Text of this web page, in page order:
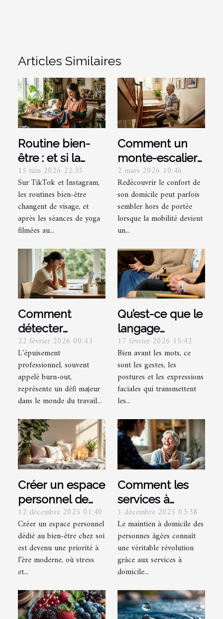
Articles Similaires
Routine bien-
être : et si la
création
vestimentaire
était le nouveau
yoga ?
15 juin 2026 22:35
Sur TikTok et Instagram,
les routines bien-être
changent de visage, et
après les séances de yoga
filmées au...
Comment un
monte-escalier
peut
transformer
votre quotidien
?
2 mars 2026 10:46
Redécouvrir le confort de
son domicile peut parfois
sembler hors de portée
lorsque la mobilité devient
un...
Comment
détecter
l'épuisement
professionnel et
y remédier ?
22 février 2026 00:43
L'épuisement
professionnel, souvent
appelé burn-out,
représente un défi majeur
dans le monde du travail...
Qu’est-ce que le
langage
corporel et
comment le
décrypter ?
17 février 2026 15:42
Bien avant les mots, ce
sont les gestes, les
postures et les expressions
faciales qui transmettent
les...
Créer un espace
personnel de
bien-être :
conseils
essentiels
12 décembre 2025 01:40
Créer un espace personnel
dédié au bien-être chez soi
est devenu une priorité à
l’ère moderne, où stress
et...
Comment les
services à
domicile
transforment le
quotidien des
seniors ?
1 décembre 2025 03:38
Le maintien à domicile des
personnes âgées connaît
une véritable révolution
grâce aux services à
domicile...